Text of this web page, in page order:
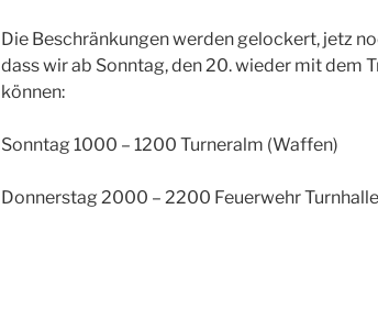
Die Beschränkungen werden gelockert, jetz
dass wir ab Sonntag, den 20. wieder mit dem
können:
Sonntag 1000 – 1200 Turneralm (Waffen)
Donnerstag 2000 – 2200 Feuerwehr Turnhalle